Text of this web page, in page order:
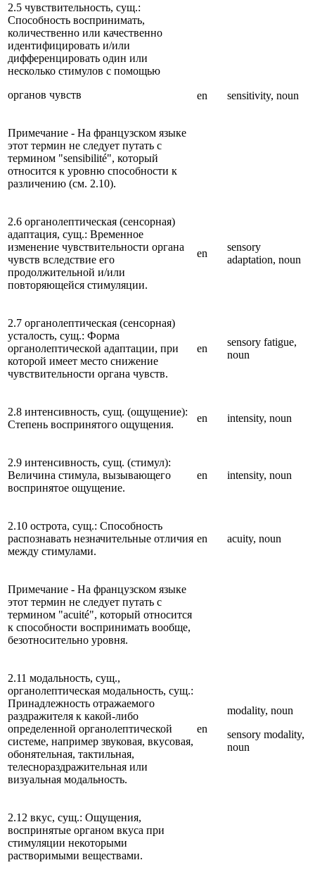
2.5 чувствительность, сущ.:
Способность воспринимать,
количественно или качественно
идентифицировать и/или
дифференцировать один или
несколько стимулов с помощью
органов чувств
en sensitivity, noun
Примечание - На французском языке
этот термин не следует путать с
термином "sensibilité", который
относится к уровню способности к
различению (см. 2.10).
2.6 органолептическая (сенсорная)
адаптация, сущ.: Временное
изменение чувствительности органа
чувств вследствие его
продолжительной и/или
повторяющейся стимуляции.
en
sensory
adaptation, noun
2.7 органолептическая (сенсорная)
усталость, сущ.: Форма
органолептической адаптации, при
которой имеет место снижение
чувствительности органа чувств.
en
sensory fatigue,
noun
2.8 интенсивность, сущ. (ощущение):
Степень воспринятого ощущения.
en intensity, noun
2.9 интенсивность, сущ. (стимул):
Величина стимула, вызывающего
воспринятое ощущение.
en intensity, noun
2.10 острота, сущ.: Способность
распознавать незначительные отличия
между стимулами.
en acuity, noun
Примечание - На французском языке
этот термин не следует путать с
термином "acuité", который относится
к способности воспринимать вообще,
безотносительно уровня.
2.11 модальность, сущ.,
органолептическая модальность, сущ.:
Принадлежность отражаемого
раздражителя к какой-либо
определенной органолептической
системе, например звуковая, вкусовая,
обонятельная, тактильная,
телеснораздражительная или
визуальная модальность.
en
modality, noun
sensory modality,
noun
2.12 вкус, сущ.: Ощущения,
воспринятые органом вкуса при
стимуляции некоторыми
растворимыми веществами.